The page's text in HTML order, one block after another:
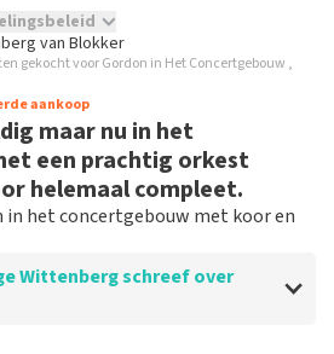
reviews van echte klanten. Het is
achter te laten als je geen
bij TopTicketShop. Reviews met
worden niet geplaatst.
voordat een review wordt
van Blokker
gekocht voor Gordon in Het Concertgebouw ,
aankoop
maar nu in het
een prachtig orkest
helemaal compleet.
in het concertgebouw met koor en
Wittenberg schreef over